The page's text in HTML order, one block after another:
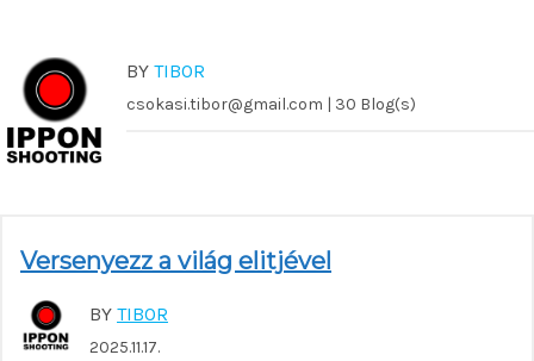
BY TIBOR
csokasi.tibor@gmail.com | 30 Blog(s)
Versenyezz a világ elitjével
BY TIBOR
2025.11.17.